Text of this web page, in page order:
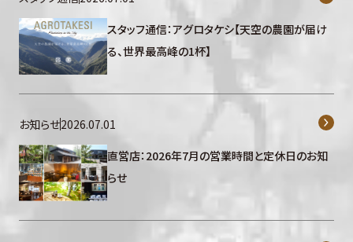
スタッフ通信：アグロタケシ【天空の農園が届け
る、世界最高峰の1杯】
お知らせ2026.07.01
直営店：2026年7月の営業時間と定休日のお知
らせ